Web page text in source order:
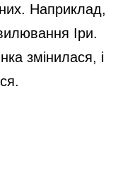
Наприклад,
Іри.
змінилася, і